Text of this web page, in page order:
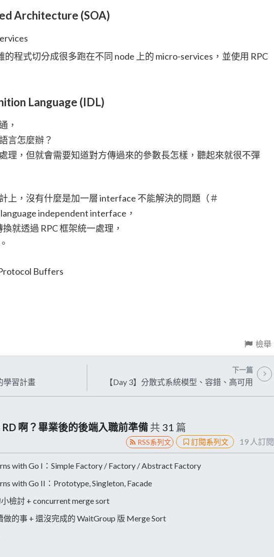
Architecture (SOA)
的程式切分成很多跑在不同 node 上的 micro-services，並使用 RPC
Language (IDL)
，
言怎麼辦？
理，但就會需要知道對方傳過來的參數長怎樣，聽起來就很不彈
上，沒有什麼是加一層 interface 不能解決的問題（＃
independent interface，
就透過 RPC 框架統一處理，
Buffers
檢舉
學習計畫
下一篇
【Day 3】分散式系統模型、容錯、高可用
啊？畢業後的後端入職前準備 共 31 篇
RSS系列文 訂閱系列文 19 人訂閱
with Go I：Simple Factory / Factory / Abstract Factory
with Go II：Prototype, Singleton, Facade
小檢討 + concurrent merge sort
做的事 + 還沒完成的 WaitGroup 版 Merge Sort